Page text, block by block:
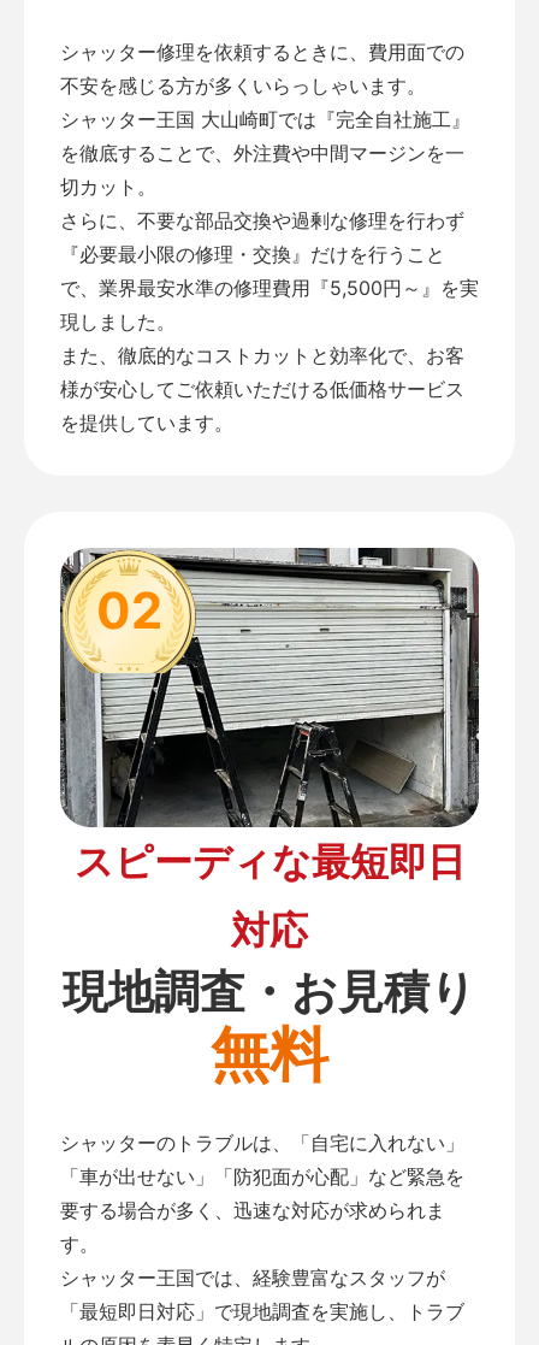
シャッター修理を依頼するときに、費用面での
不安を感じる方が多くいらっしゃいます。
シャッター王国 大山崎町では『完全自社施工』
を徹底することで、外注費や中間マージンを一
切カット。
さらに、不要な部品交換や過剰な修理を行わず
『必要最小限の修理・交換』だけを行うこと
で、業界最安水準の修理費用『5,500円～』を実
現しました。
また、徹底的なコストカットと効率化で、お客
様が安心してご依頼いただける低価格サービス
を提供しています。
02
スピーディな最短即日
対応
現地調査・お見積り
無料
シャッターのトラブルは、「自宅に入れない」
「車が出せない」「防犯面が心配」など緊急を
要する場合が多く、迅速な対応が求められま
す。
シャッター王国では、経験豊富なスタッフが
「最短即日対応」で現地調査を実施し、トラブ